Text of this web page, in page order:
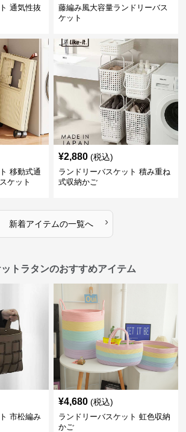
通気性抜
藤編み風大容量ランドリーバス
ケット
移動式通
ケット
¥2,880 (税込)
ランドリーバスケット 積み重ね
式収納かご
新着アイテムの一覧へ ›
トラタンのおすすめアイテム
市松編み
¥4,680 (税込)
ランドリーバスケット 虹色収納
かご